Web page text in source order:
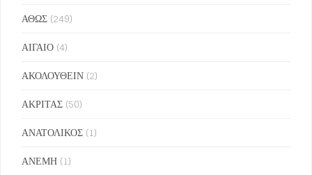
ΑΘΩΣ (249)
ΑΙΓΑΙΟ (4)
ΑΚΟΛΟΥΘΕΙΝ (2)
ΑΚΡΙΤΑΣ (50)
ΑΝΑΤΟΛΙΚΟΣ (1)
ΑΝΕΜΗ (1)